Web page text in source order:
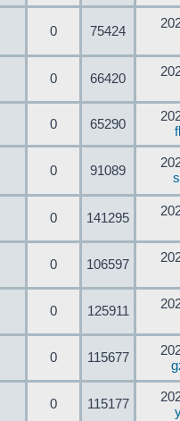
0 75424
0 66420
0 65290
0 91089
0 141295
0 106597
0 125911
0 115677
0 115177